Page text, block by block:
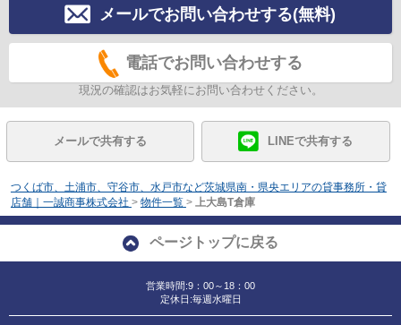
メールでお問い合わせする(無料)
電話でお問い合わせする
現況の確認はお気軽にお問い合わせください。
メールで共有する LINEで共有する
つくば市、土浦市、守谷市、水戸市など茨城県南・県央エリアの貸事務所・貸
店舗｜一誠商事株式会社 > 物件一覧 > 上大島T倉庫
ページトップに戻る
営業時間:9：00～18：00
定休日:毎週水曜日